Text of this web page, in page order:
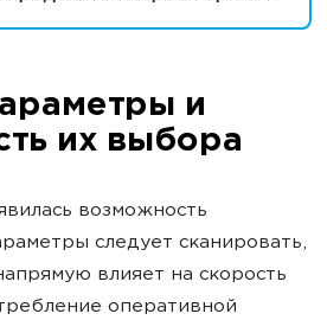
и
их выбора
возможность
следует сканировать,
влияет на скорость
оперативной